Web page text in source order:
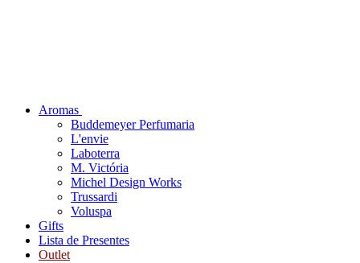
Aromas
Buddemeyer Perfumaria
L'envie
Laboterra
M. Victória
Michel Design Works
Trussardi
Voluspa
Gifts
Lista de Presentes
Outlet